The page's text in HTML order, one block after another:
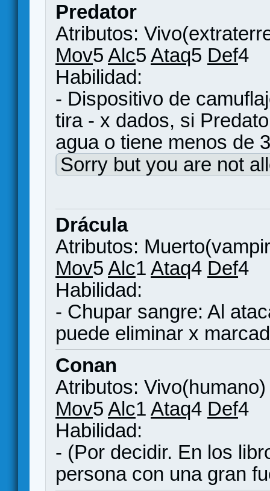
Predator
Atributos:
Mov5 Alc5 Ataq5 Def4
Habilidad:
- Dispositivo de
tira - x dados, si
agua o tiene menos de
Sorry but you are not
Drácula
Atributos:
Mov5 Alc1 Ataq4 Def4
Habilidad:
- Chupar sangre: Al
puede eliminar x
Conan
Atributos: Vivo(humano)
Mov5 Alc1 Ataq4 Def4
Habilidad:
- (Por decidir. En los
persona con una gran